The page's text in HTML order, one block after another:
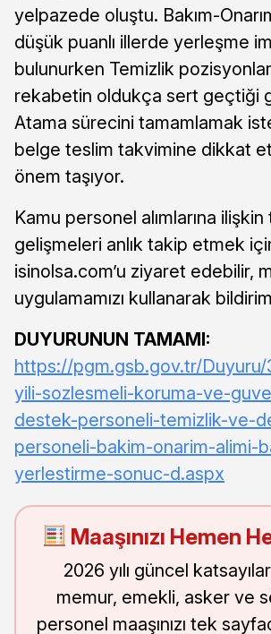
yelpazede oluştu. Bakım-
düşük puanlı illerde yerleşme
bulunurken Temizlik
rekabetin oldukça sert geçtiği
Atama sürecini tamamlamak
belge teslim takvimine dikkat
önem taşıyor.
Kamu personel alımlarına ilişkin
gelişmeleri anlık takip etmek
isinolsa.com’u ziyaret edebilir,
uygulamamızı kullanarak
DUYURUNUN TAMAMI:
https://pgm.gsb.gov.tr/
yili-sozlesmeli-koruma-ve-
destek-personeli-temizlik-ve-
personeli-bakim-onarim-alimi-
yerlestirme-sonuc-d.aspx
Maaşınızı Hemen
2026 yılı güncel
memur, emekli, asker ve
personel maaşınızı tek